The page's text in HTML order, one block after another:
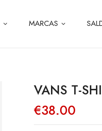
MARCAS
VANS T-
€38.00